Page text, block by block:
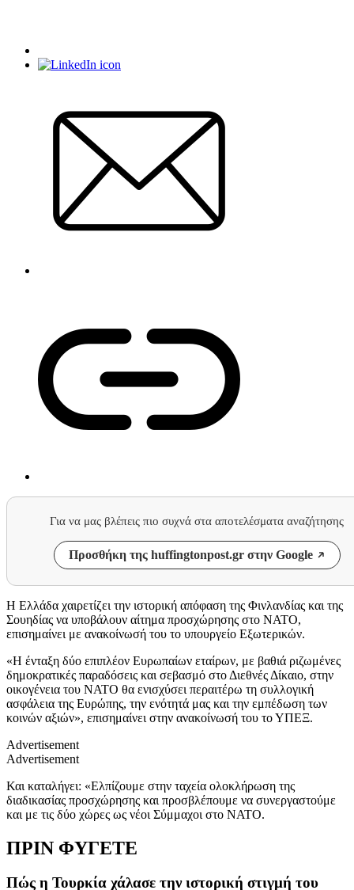
Για να μας βλέπεις πιο συχνά στα αποτελέσματα αναζήτησης
Προσθήκη της huffingtonpost.gr στην Google
Η Ελλάδα χαιρετίζει την ιστορική απόφαση της Φινλανδίας και της
Σουηδίας να υποβάλουν αίτημα προσχώρησης στο ΝΑΤΟ,
επισημαίνει με ανακοίνωσή του το υπουργείο Εξωτερικών.
«Η ένταξη δύο επιπλέον Ευρωπαίων εταίρων, με βαθιά ριζωμένες
δημοκρατικές παραδόσεις και σεβασμό στο Διεθνές Δίκαιο, στην
οικογένεια του ΝΑΤΟ θα ενισχύσει περαιτέρω τη συλλογική
ασφάλεια της Ευρώπης, την ενότητά μας και την εμπέδωση των
κοινών αξιών», επισημαίνει στην ανακοίνωσή του το ΥΠΕΞ.
Advertisement
Advertisement
Και καταλήγει: «Ελπίζουμε στην ταχεία ολοκλήρωση της
διαδικασίας προσχώρησης και προσβλέπουμε να συνεργαστούμε
και με τις δύο χώρες ως νέοι Σύμμαχοι στο ΝΑΤΟ.
ΠΡΙΝ ΦΥΓΕΤΕ
Πώς η Τουρκία χάλασε την ιστορική στιγμή του